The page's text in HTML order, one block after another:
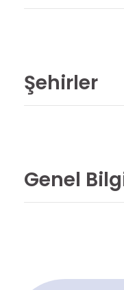
Şehirler
Genel